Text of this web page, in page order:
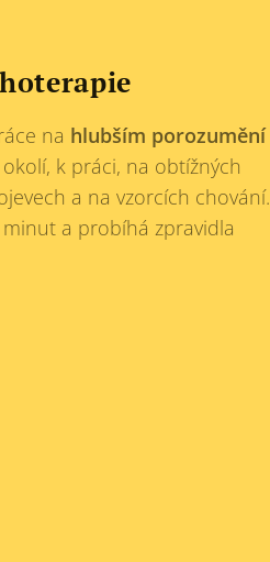
na hlubším porozumění
k práci, na obtížných
a na vzorcích chování.
a probíhá zpravidla